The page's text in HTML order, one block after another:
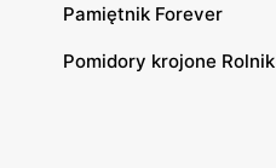
Pamiętnik Forever
Pomidory krojone Rolnik